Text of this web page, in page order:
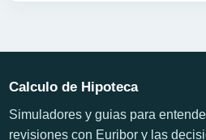
Calculo de Hipoteca
Simuladores y guias para
revisiones con Euribor y las